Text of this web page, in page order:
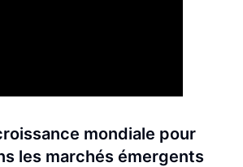
mondiale pour
les marchés émergents